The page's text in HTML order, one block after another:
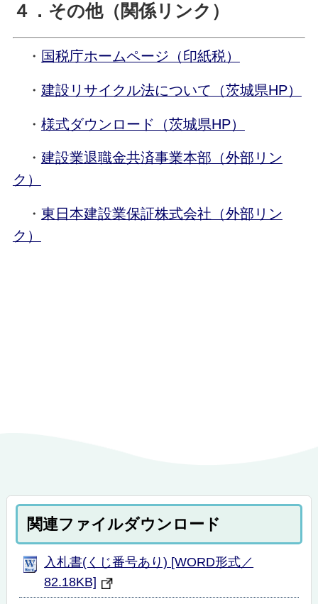
４．その他（関係リンク）
・ 国税庁ホームページ（印紙税）
・ 建設リサイクル法について（茨城県HP）
・ 様式ダウンロード（茨城県HP）
・ 建設業退職金共済事業本部（外部リン
ク）
・ 東日本建設業保証株式会社（外部リン
ク）
関連ファイルダウンロード
入札書(くじ番号あり) [WORD形式／
82.18KB]